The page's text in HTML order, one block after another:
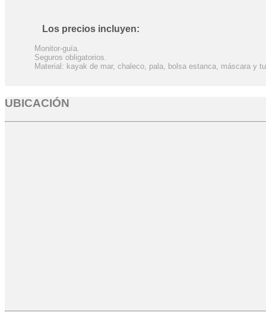
Los precios incluyen:
Monitor-guía.
Seguros obligatorios.
Material: kayak de mar, chaleco, pala, bolsa estanca, máscara y
UBICACIÓN